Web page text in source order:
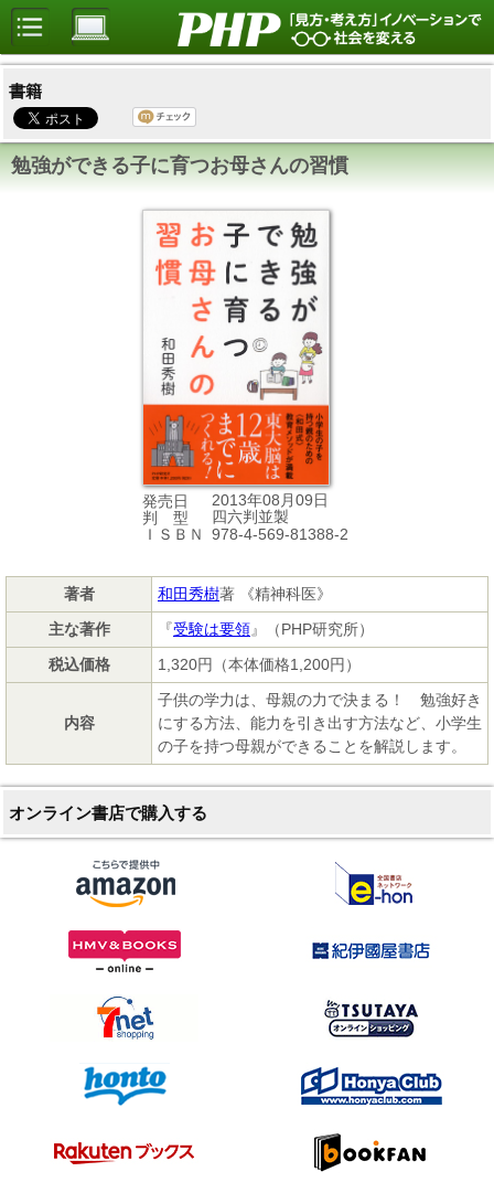
書籍
勉強ができる子に育つお母さんの習慣
発売日
2013年08月09日
判 型
四六判並製
ＩＳＢＮ
978-4-569-81388-2
著者 和田秀樹著 《精神科医》
主な著作
『受験は要領』（PHP研究所）
税込価格
1,320円（本体価格1,200円）
内容
子供の学力は、母親の力で決まる！ 勉強好き
にする方法、能力を引き出す方法など、小学生
の子を持つ母親ができることを解説します。
オンライン書店で購入する